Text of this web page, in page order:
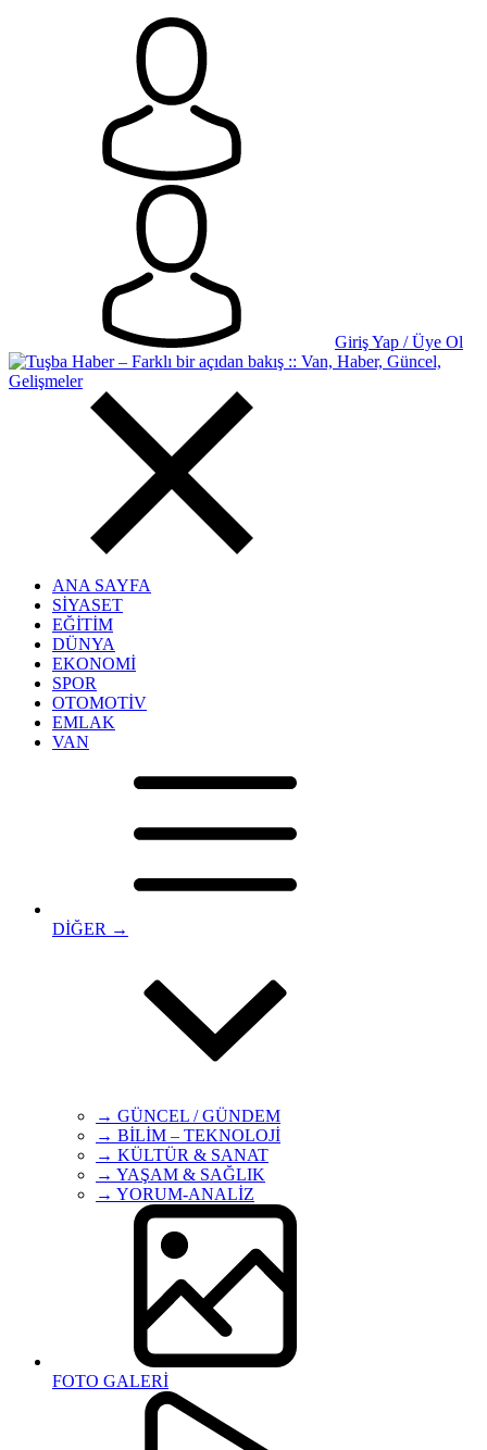
Giriş Yap / Üye Ol
ANA SAYFA
SİYASET
EĞİTİM
DÜNYA
EKONOMİ
SPOR
OTOMOTİV
EMLAK
VAN
DİĞER →
→ GÜNCEL / GÜNDEM
→ BİLİM – TEKNOLOJİ
→ KÜLTÜR & SANAT
→ YAŞAM & SAĞLIK
→ YORUM-ANALİZ
FOTO GALERİ